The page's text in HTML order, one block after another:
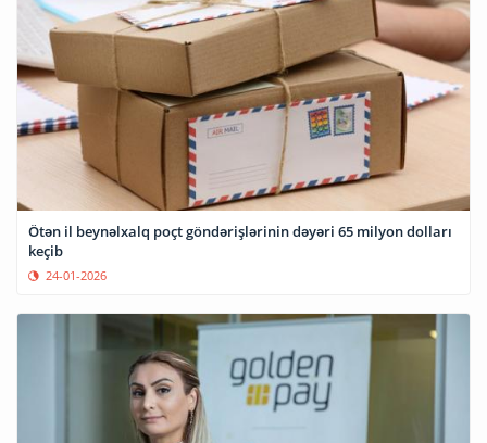
Ötən il beynəlxalq poçt göndərişlərinin dəyəri 65 milyon dolları
keçib
24-01-2026